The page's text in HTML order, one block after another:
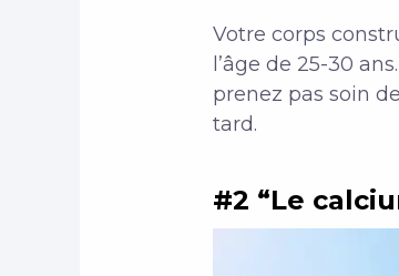
Votre corps
l’âge de 25-30
prenez pas soin
tard.
#2 “Le